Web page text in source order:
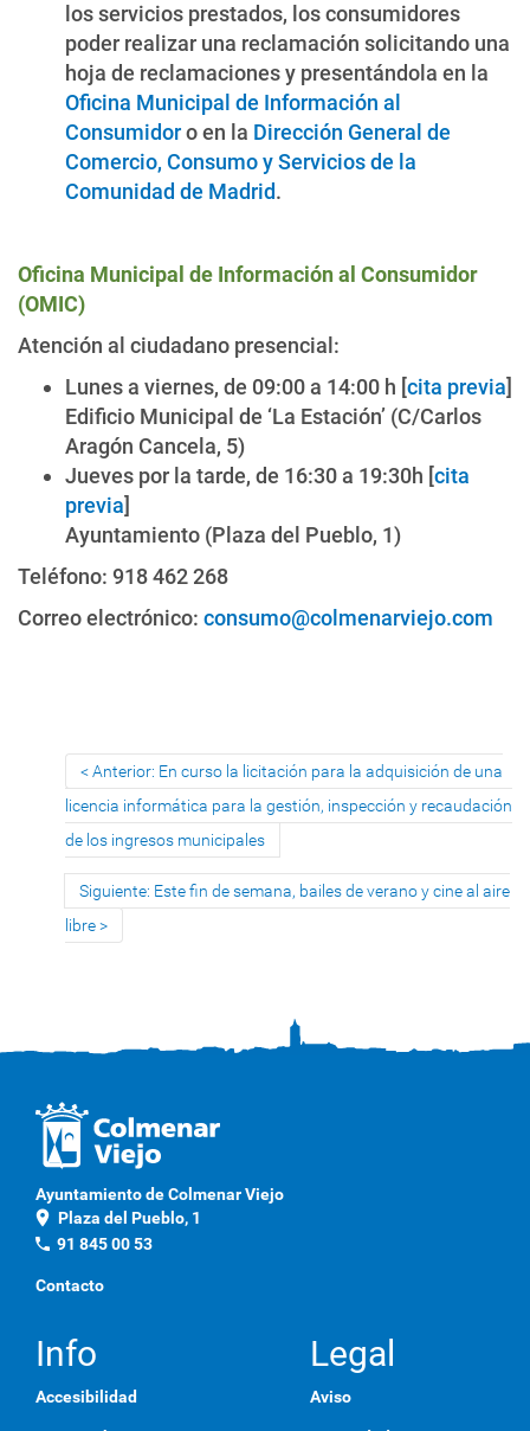
los servicios prestados, los consumidores
poder realizar una reclamación solicitando una
hoja de reclamaciones y presentándola en la
Oficina Municipal de Información al
Consumidoro en la Dirección General de
Comercio, Consumo y Servicios de la
Comunidad de Madrid.
Oficina Municipal de Información al Consumidor
(OMIC)
Atención al ciudadano presencial:
Lunes a viernes, de 09:00 a 14:00 h [cita previa]
Edificio Municipal de ‘La Estación’ (C/Carlos
Aragón Cancela, 5)
Jueves por la tarde, de 16:30 a 19:30h [cita
previa]
Ayuntamiento (Plaza del Pueblo, 1)
Teléfono: 918 462 268
Correo electrónico: consumo@colmenarviejo.com
Anterior: En curso la licitación para la adquisición de una
licencia informática para la gestión, inspección y recaudación
de los ingresos municipales
Siguiente: Este fin de semana, bailes de verano y cine al aire
libre
Ayuntamiento de Colmenar Viejo
location_on Plaza del Pueblo, 1
phone 91 845 00 53
Contacto
Info
Accesibilidad
Legal
Aviso